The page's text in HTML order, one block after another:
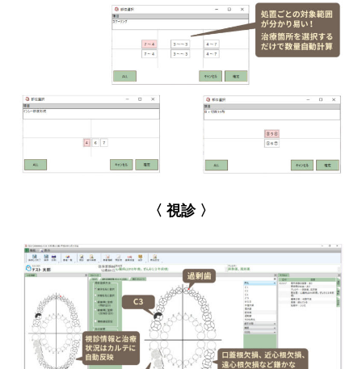
〈 視診 〉